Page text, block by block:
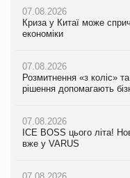
07.08.2026
Криза у Китаї може
економіки
07.08.2026
Розмитнення «з коліс» та
рішення допомагають
07.08.2026
ICE BOSS цього літа!
вже у VARUS
07.08.2026
ICE BOSS цього літа!
07.08.2026
EVA.UA запустила
06.08.2026
Смачна новинка для
07.08.2026
Криза у Китаї може
економіки
07.08.2026
Kraft Heinz скоротила
Продажі Hugo Boss